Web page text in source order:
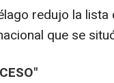
redujo la
que se